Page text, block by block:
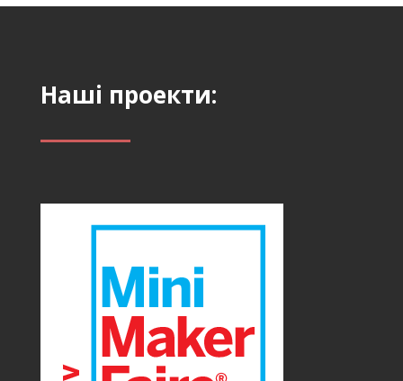
Наші проекти: